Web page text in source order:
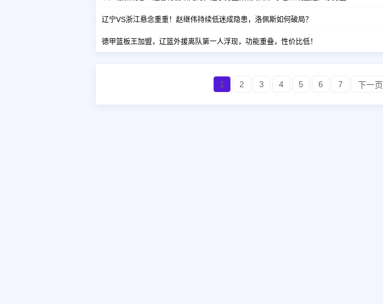
辽宁VS浙江悬念重重！赵继伟持续低迷成隐患，洛佩斯如何破局？
德甲篮板王加盟，辽篮外援离队第一人浮现，功能重叠，性价比低！
1 2 3 4 5 6 7 下一页